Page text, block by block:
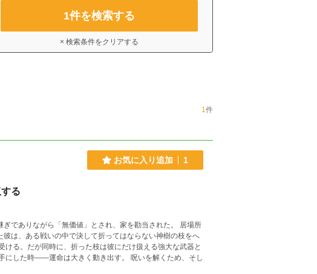
1件を検索する
× 検索条件をクリアする
1件
お気に入り追加 1
る
でありながら「無価値」とされ、家を勘当された。 居場所
は、ある戦いの中で決して折ってはならない神樹の枝をへ
る。だが同時に、折った枝は彼にだけ扱える強大な武器と
命は大きく動き出す。 呪いを解くため、そし